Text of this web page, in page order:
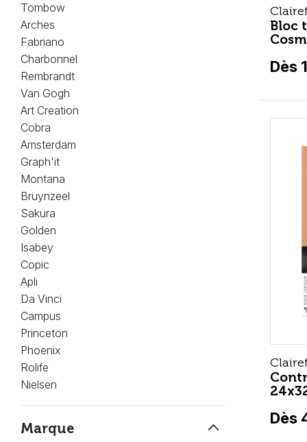
Tombow
Arches
Fabriano
Charbonnel
Rembrandt
Van Gogh
Art Creation
Cobra
Amsterdam
Graph'it
Montana
Bruynzeel
Sakura
Golden
Isabey
Copic
Apli
Da Vinci
Campus
Princeton
Phoenix
Rolife
Nielsen
Marque keyboard_arrow_up
Bloc
Dès
Dès